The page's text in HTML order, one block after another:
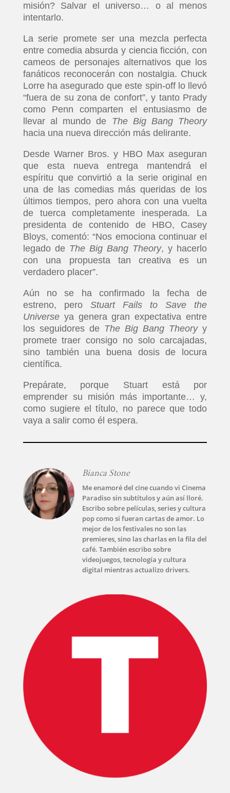
PELICULAS
misión? Salvar el universo… o al menos
intentarlo.
La serie promete ser una mezcla perfecta
entre comedia absurda y ciencia ficción, con
cameos de personajes alternativos que los
fanáticos reconocerán con nostalgia. Chuck
Lorre ha asegurado que este spin-off lo llevó
“fuera de su zona de confort”, y tanto Prady
como Penn comparten el entusiasmo de
llevar al mundo de The Big Bang Theory
hacia una nueva dirección más delirante.
Desde Warner Bros. y HBO Max aseguran
que esta nueva entrega mantendrá el
espíritu que convirtió a la serie original en
una de las comedias más queridas de los
últimos tiempos, pero ahora con una vuelta
de tuerca completamente inesperada. La
presidenta de contenido de HBO, Casey
Bloys, comentó: “Nos emociona continuar el
legado de The Big Bang Theory, y hacerlo
con una propuesta tan creativa es un
verdadero placer”.
Aún no se ha confirmado la fecha de
estreno, pero Stuart Fails to Save the
Universeya genera gran expectativa entre
los seguidores de The Big Bang Theoryy
promete traer consigo no solo carcajadas,
sino también una buena dosis de locura
científica.
Prepárate, porque Stuart está por
emprender su misión más importante… y,
como sugiere el título, no parece que todo
vaya a salir como él espera.
Bianca Stone
Me enamoré del cine cuando vi Cinema
Paradiso sin subtítulos y aún así lloré.
Escribo sobre películas, series y cultura
pop como si fueran cartas de amor. Lo
mejor de los festivales no son las
premieres, sino las charlas en la fila del
café. También escribo sobre
videojuegos, tecnología y cultura
digital mientras actualizo drivers.